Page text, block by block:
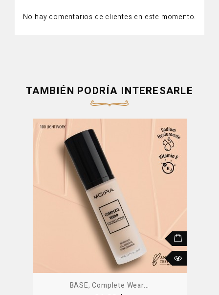
No hay comentarios de clientes en este momento.
TAMBIÉN PODRÍA INTERESARLE
BASE, Complete Wear...